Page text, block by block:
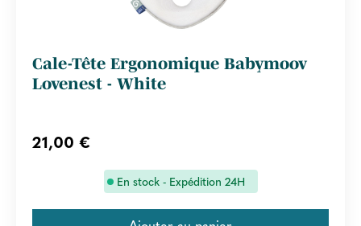
Cale-Tête Ergonomique Babymoov
Lovenest - White
21,00 €
En stock - Expédition 24H